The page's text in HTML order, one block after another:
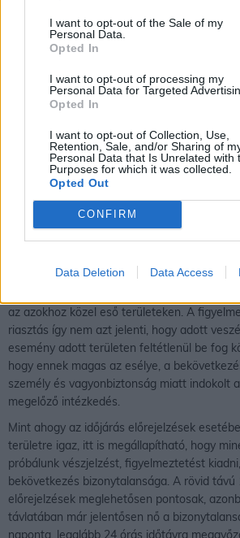
I want to opt-out of the Sale of my
Personal Data.
Opted In
I want to opt-out of processing my
Personal Data for Targeted
Opted In
I want to opt-out of Collection, Use,
Retention, Sale, and/or Sharing of
Personal Data that Is Unrelated with
Purposes for which it was collected.
Opted Out
CONFIRM
Data Deletion Data Access
veszélyjelzést kiadni!
hogy az időjárási feltételek mellett az adott
az azokhoz közel eső területeken. A
riasztás így nem azt jelenti, hogy adott
esemény adott területen feltétlenül be fog
hogy ennek magas az esélye, a
személy és vagyonbiztonság miatt indokolt
megelőző intézkedés.
Mint ahogy az időjárás előrejelzések
területre igaz, itt is megállapítható, hogy
próbálunk vészjelzést, figyelmeztetést
bekövetkezés bizonytalansága. A rövid távú
előrejelzések meglehetősen pontosak,
távlatában már jelentősen nő a
naponta, legalább 24 órás időtávra